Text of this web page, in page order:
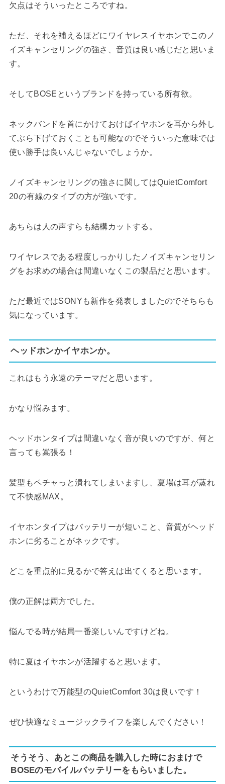
欠点はそういったところですね。
ただ、それを補えるほどにワイヤレスイヤホンでこのノ
イズキャンセリングの強さ、音質は良い感じだと思いま
す。
そしてBOSEというブランドを持っている所有欲。
ネックバンドを首にかけておけばイヤホンを耳から外し
てぶら下げておくことも可能なのでそういった意味では
使い勝手は良いんじゃないでしょうか。
ノイズキャンセリングの強さに関してはQuietComfort
20の有線のタイプの方が強いです。
あちらは人の声すらも結構カットする。
ワイヤレスである程度しっかりしたノイズキャンセリン
グをお求めの場合は間違いなくこの製品だと思います。
ただ最近ではSONYも新作を発表しましたのでそちらも
気になっています。
ヘッドホンかイヤホンか。
これはもう永遠のテーマだと思います。
かなり悩みます。
ヘッドホンタイプは間違いなく音が良いのですが、何と
言っても嵩張る！
髪型もペチャっと潰れてしまいますし、夏場は耳が蒸れ
て不快感MAX。
イヤホンタイプはバッテリーが短いこと、音質がヘッド
ホンに劣ることがネックです。
どこを重点的に見るかで答えは出てくると思います。
僕の正解は両方でした。
悩んでる時が結局一番楽しいんですけどね。
特に夏はイヤホンが活躍すると思います。
というわけで万能型のQuietComfort 30は良いです！
ぜひ快適なミュージックライフを楽しんでください！
そうそう、あとこの商品を購入した時におまけで
BOSEのモバイルバッテリーをもらいました。